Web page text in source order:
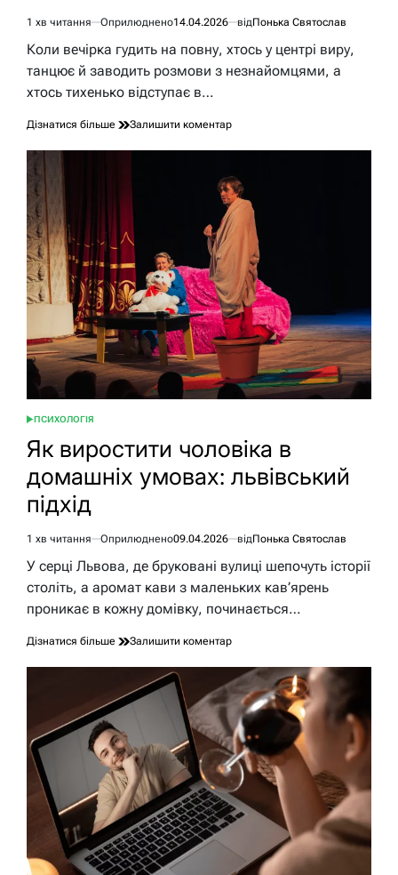
Орієнтовний
час
1 хв читання Оприлюднено14.04.2026 відПонька Святослав
Коли вечірка гудить на повну, хтось у центрі виру,
танцює й заводить розмови з незнайомцями, а
хтось тихенько відступає в…
Дізнатися більше Залишити коментардо
тест
для
точного
визначення
типу
особистості
ОПУБЛІКУВАТИ
ПСИХОЛОГІЯ
Як виростити чоловіка в
домашніх умовах: львівський
підхід
Орієнтовний
час
читання
1 хв читання Оприлюднено09.04.2026 відПонька Святослав
У серці Львова, де бруковані вулиці шепочуть історії
століть, а аромат кави з маленьких кав’ярень
проникає в кожну домівку, починається…
Дізнатися більше Залишити коментардо
виростити
чоловіка
домашніх
умовах:
львівський
підхід